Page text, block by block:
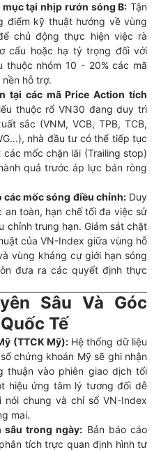
tại nhịp rướn sóng B: Tận
điểm kỹ thuật hướng về vùng
chủ động thực hiện việc rà
cấu hoặc hạ tỷ trọng đối với
thuộc nhóm 10 - 20% các mã
hỗ trợ.
tại các mã Price Action tích
thuộc rổ VN30 đang duy trì
sắc (VNM, VCB, TPB, TCB,
nhà đầu tư có thể tiếp tục
mốc chặn lãi (Trailing stop)
quả trước áp lực bán ròng
mốc sóng điều chỉnh:Duy
toàn, hạn chế tối đa việc sử
chỉnh trung hạn. Giám sát chặt
của VN-Index giữa vùng hỗ
vùng kháng cự giới hạn sóng
đưa ra các quyết định thực
Sâu Và Góc
Tế
(TTCK Mỹ):Hệ thống dữ liệu
chứng khoán Mỹ sẽ ghi nhận
thuận vào phiên giao dịch tối
hiệu ứng tâm lý tương đối dễ
chung và chỉ số VN-Index
mai.
sâu trong ngày: Bản báo cáo
tích trực quan định hình tư